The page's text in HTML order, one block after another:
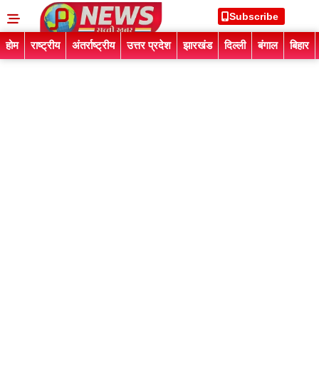
Subscribe
होम राष्ट्रीय अंतर्राष्ट्रीय उत्तर प्रदेश झारखंड दिल्ली बंगाल बिहार